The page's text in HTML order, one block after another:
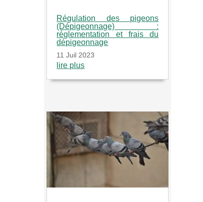
Régulation des pigeons
(Dépigeonnage) :
réglementation et frais du
dépigeonnage
11 Juil 2023
lire plus